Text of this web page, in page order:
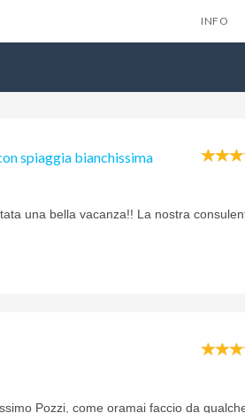
INFO
spiaggia bianchissima
una bella vacanza!! La nostra
Pozzi, come oramai faccio da